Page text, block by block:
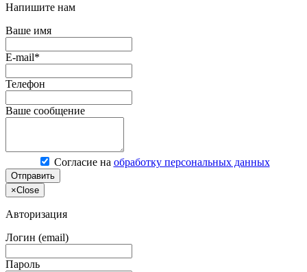
Напишите нам
Ваше имя
E-mail*
Телефон
Ваше сообщение
Согласие на обработку персональных данных
Отправить
×Close
Авторизация
Логин (email)
Пароль